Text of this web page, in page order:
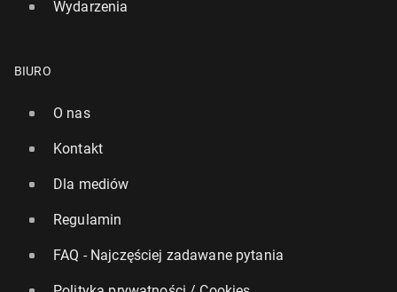
Wydarzenia
BIURO
O nas
Kontakt
Dla mediów
Regulamin
FAQ - Najczęściej zadawane pytania